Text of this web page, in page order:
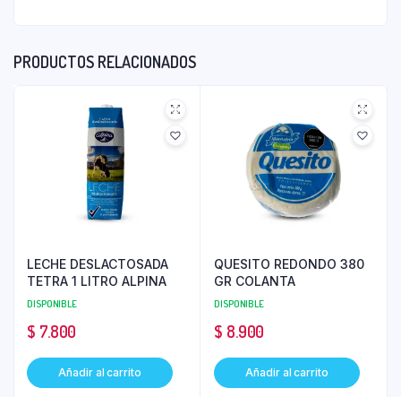
PRODUCTOS RELACIONADOS
LECHE DESLACTOSADA
TETRA 1 LITRO ALPINA
DISPONIBLE
$ 7.800
Añadir al carrito
QUESITO REDONDO 380
GR COLANTA
DISPONIBLE
$ 8.900
Añadir al carrito